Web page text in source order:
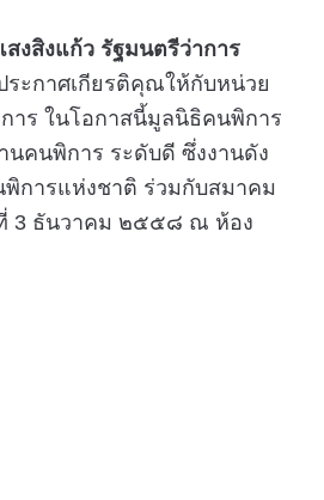
งสิงแก้ว รัฐมนตรีว่าการ
ระกาศเกียรติคุณให้กับหน่วย
าร ในโอกาสนี้มูลนิธิคนพิการ
นคนพิการ ระดับดี ซึ่งงานดัง
การแห่งชาติ ร่วมกับสมาคม
3 ธันวาคม ๒๕๕๘ ณ ห้อง